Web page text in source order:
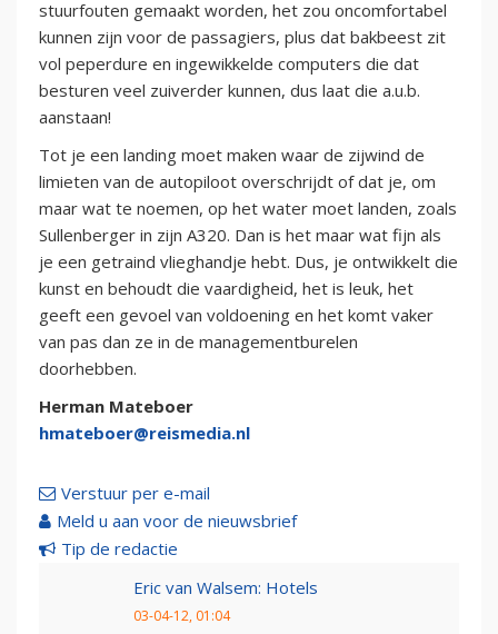
stuurfouten gemaakt worden, het zou oncomfortabel
kunnen zijn voor de passagiers, plus dat bakbeest zit
vol peperdure en ingewikkelde computers die dat
besturen veel zuiverder kunnen, dus laat die a.u.b.
aanstaan!
Tot je een landing moet maken waar de zijwind de
limieten van de autopiloot overschrijdt of dat je, om
maar wat te noemen, op het water moet landen, zoals
Sullenberger in zijn A320. Dan is het maar wat fijn als
je een getraind vlieghandje hebt. Dus, je ontwikkelt die
kunst en behoudt die vaardigheid, het is leuk, het
geeft een gevoel van voldoening en het komt vaker
van pas dan ze in de managementburelen
doorhebben.
Herman Mateboer
hmateboer@reismedia.nl
Verstuur per e-mail
Meld u aan voor de nieuwsbrief
Tip de redactie
Eric van Walsem: Hotels
03-04-12, 01:04